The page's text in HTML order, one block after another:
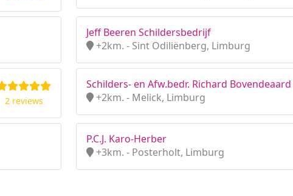
Jeff Beeren Schildersbedrijf
+2km. - Sint Odiliënberg, Limburg
2 reviews
Schilders- en Afw.bedr. Richard Bovendeaard
+2km. - Melick, Limburg
P.C.J. Karo-Herber
+3km. - Posterholt, Limburg